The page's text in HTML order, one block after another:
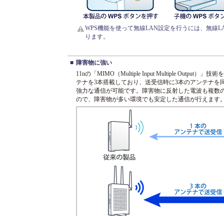
WPS機能を使って無線LAN設定を行うには、無線
ります。
■ 障害物に強い
11nの「MIMO（Multiple Input Multiple Output）」技術
テナを3本搭載しており、送受信時に3本のアンテナを
強力な通信が可能です。障害物に反射した電波も複数
ので、障害物が多い環境でも安定した通信が行えます